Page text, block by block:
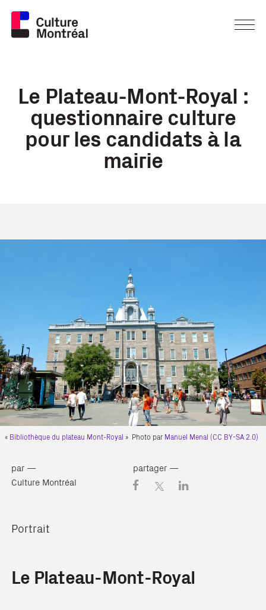
Le Plateau-Mont-Royal :
questionnaire culture
pour les candidats à la
mairie
« Bibliothèque du plateau Mont-Royal » Photo par Manuel Menal (CC BY-SA 2.0)
par —
Culture Montréal
partager —
Portrait
Le Plateau-Mont-Royal